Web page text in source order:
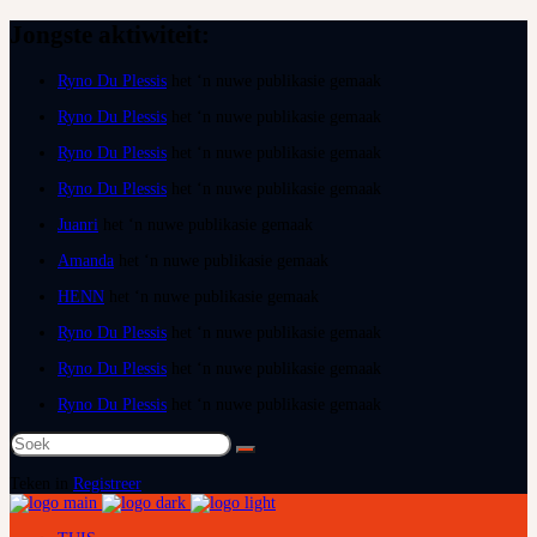
Ryno Du Plessis
Ryno Du Plessis
Ryno Du Plessis
Ryno Du Plessis
Juanri
Amanda
HENN
Ryno Du Plessis
Ryno Du Plessis
Ryno Du Plessis
Soek
na:
Registreer